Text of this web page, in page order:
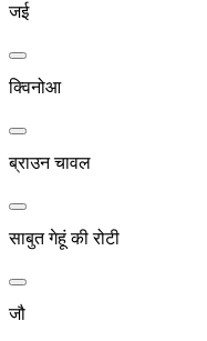
जई
क्विनोआ
ब्राउन चावल
साबुत गेहूं की रोटी
जौ